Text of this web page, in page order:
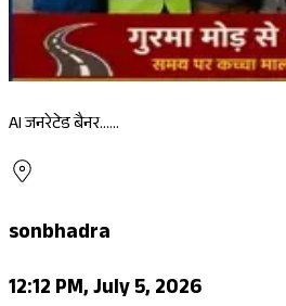
AI जनरेटेड बैनर......
sonbhadra
12:12 PM, July 5, 2026